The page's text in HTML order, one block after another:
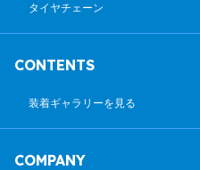
タイヤチェーン
CONTENTS
装着ギャラリーを見る
COMPANY